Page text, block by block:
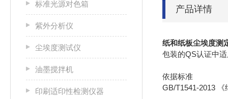
标准光源对色箱
紫外分析仪
尘埃度测试仪
油墨搅拌机
印刷适印性检测仪器
产品详情
纸和纸板尘埃度测
包装的QS认证中
依据标准
GB/T1541-2013